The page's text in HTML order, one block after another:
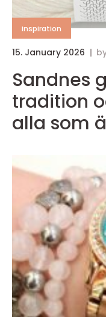
inspiration
15. January 2026
Sandnes
tradition
alla som